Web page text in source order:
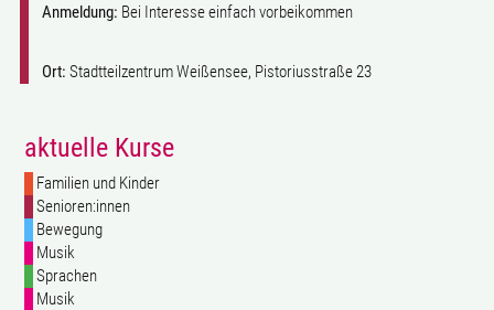
Anmeldung: Bei Interesse einfach vorbeikommen
Ort: Stadtteilzentrum Weißensee, Pistoriusstraße 23
aktuelle Kurse
Familien und Kinder
Senioren:innen
Bewegung
Musik
Sprachen
Musik